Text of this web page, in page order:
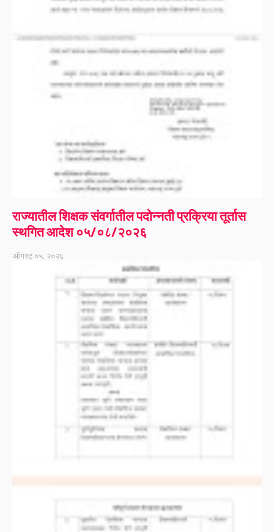
राज्यातील शिक्षक संवर्गातील पदोन्नती प्रक्रिया तूर्तास
स्थगित आदेश ०५/०८/२०२६
ऑगस्ट ०५, २०२६